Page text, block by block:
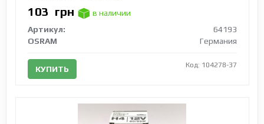
103 грн
в наличии
Артикул:
64193
OSRAM
Германия
КУПИТЬ Код: 104278-37